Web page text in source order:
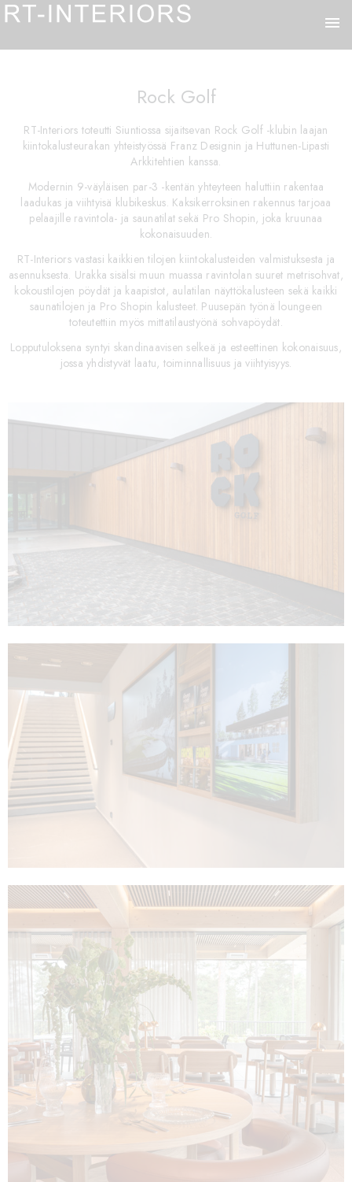
menu
Rock Golf
RT-Interiors toteutti Siuntiossa sijaitsevan Rock Golf -klubin laajan
kiintokalusteurakan yhteistyössä Franz Designin ja Huttunen-Lipasti
Arkkitehtien kanssa.
Modernin 9-väyläisen par-3 -kentän yhteyteen haluttiin rakentaa
laadukas ja viihtyisä klubikeskus. Kaksikerroksinen rakennus tarjoaa
pelaajille ravintola- ja saunatilat sekä Pro Shopin, joka kruunaa
kokonaisuuden.
RT-Interiors vastasi kaikkien tilojen kiintokalusteiden valmistuksesta ja
asennuksesta. Urakka sisälsi muun muassa ravintolan suuret metrisohvat,
kokoustilojen pöydät ja kaapistot, aulatilan näyttökalusteen sekä kaikki
saunatilojen ja Pro Shopin kalusteet. Puusepän työnä loungeen
toteutettiin myös mittatilaustyönä sohvapöydät.
Lopputuloksena syntyi skandinaavisen selkeä ja esteettinen kokonaisuus,
jossa yhdistyvät laatu, toiminnallisuus ja viihtyisyys.